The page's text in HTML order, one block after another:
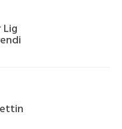
Lig